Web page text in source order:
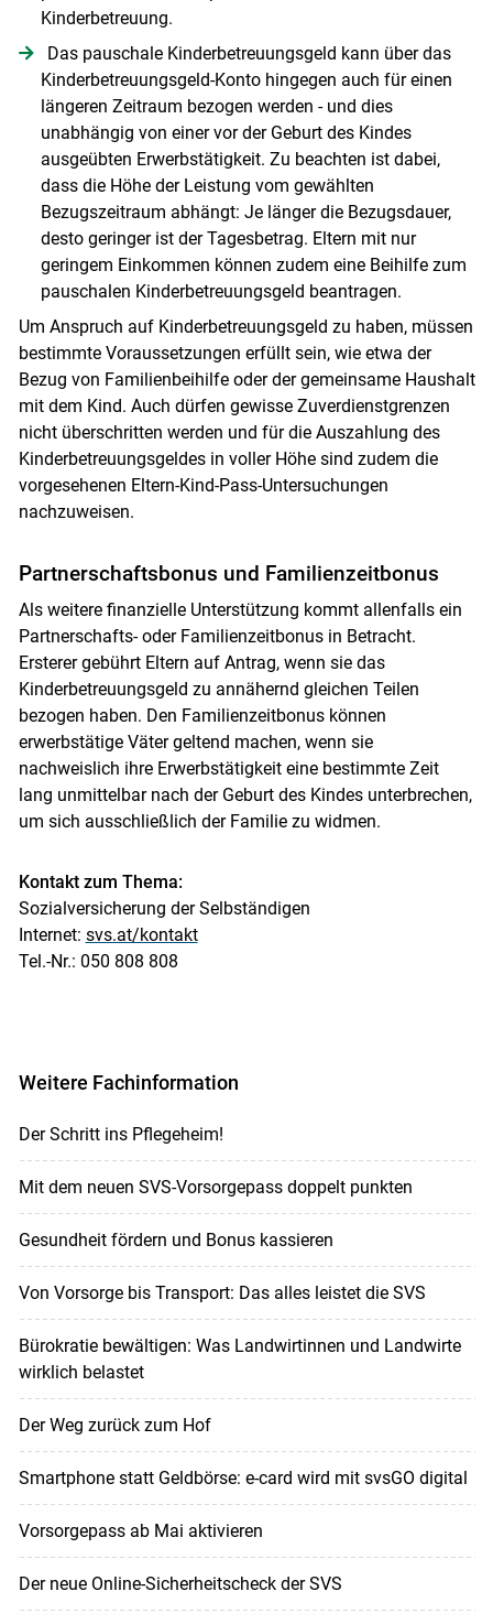
Kinderbetreuung.
Das pauschale Kinderbetreuungsgeld kann über das
Kinderbetreuungsgeld-Konto hingegen auch für einen
längeren Zeitraum bezogen werden - und dies
unabhängig von einer vor der Geburt des Kindes
ausgeübten Erwerbstätigkeit. Zu beachten ist dabei,
dass die Höhe der Leistung vom gewählten
Bezugszeitraum abhängt: Je länger die Bezugsdauer,
desto geringer ist der Tagesbetrag. Eltern mit nur
geringem Einkommen können zudem eine Beihilfe zum
pauschalen Kinderbetreuungsgeld beantragen.
Um Anspruch auf Kinderbetreuungsgeld zu haben, müssen
bestimmte Voraussetzungen erfüllt sein, wie etwa der
Bezug von Familienbeihilfe oder der gemeinsame Haushalt
mit dem Kind. Auch dürfen gewisse Zuverdienstgrenzen
nicht überschritten werden und für die Auszahlung des
Kinderbetreuungsgeldes in voller Höhe sind zudem die
vorgesehenen Eltern-Kind-Pass-Untersuchungen
nachzuweisen.
Partnerschaftsbonus und Familienzeitbonus
Als weitere finanzielle Unterstützung kommt allenfalls ein
Partnerschafts- oder Familienzeitbonus in Betracht.
Ersterer gebührt Eltern auf Antrag, wenn sie das
Kinderbetreuungsgeld zu annähernd gleichen Teilen
bezogen haben. Den Familienzeitbonus können
erwerbstätige Väter geltend machen, wenn sie
nachweislich ihre Erwerbstätigkeit eine bestimmte Zeit
lang unmittelbar nach der Geburt des Kindes unterbrechen,
um sich ausschließlich der Familie zu widmen.
Kontakt zum Thema:
Sozialversicherung der Selbständigen
Internet: svs.at/kontakt
Tel.-Nr.: 050 808 808
Weitere Fachinformation
Der Schritt ins Pflegeheim!
Mit dem neuen SVS-Vorsorgepass doppelt punkten
Gesundheit fördern und Bonus kassieren
Von Vorsorge bis Transport: Das alles leistet die SVS
Bürokratie bewältigen: Was Landwirtinnen und Landwirte
wirklich belastet
Der Weg zurück zum Hof
Smartphone statt Geldbörse: e-card wird mit svsGO digital
Vorsorgepass ab Mai aktivieren
Der neue Online-Sicherheitscheck der SVS